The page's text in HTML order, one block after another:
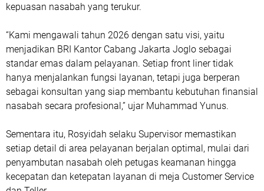
kepuasan nasabah yang terukur.
“Kami mengawali tahun 2026 dengan satu visi, yaitu
menjadikan BRI Kantor Cabang Jakarta Joglo sebagai
standar emas dalam pelayanan. Setiap front liner tidak
hanya menjalankan fungsi layanan, tetapi juga berperan
sebagai konsultan yang siap membantu kebutuhan finansial
nasabah secara profesional,” ujar Muhammad Yunus.
Sementara itu, Rosyidah selaku Supervisor memastikan
setiap detail di area pelayanan berjalan optimal, mulai dari
penyambutan nasabah oleh petugas keamanan hingga
kecepatan dan ketepatan layanan di meja Customer Service